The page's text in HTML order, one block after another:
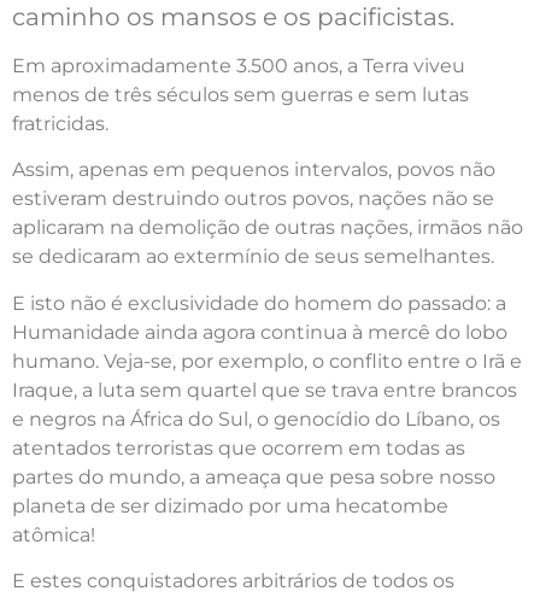
caminho os mansos e os pacificistas.
Em aproximadamente 3.500 anos, a Terra viveu
menos de três séculos sem guerras e sem lutas
fratricidas.
Assim, apenas em pequenos intervalos, povos não
estiveram destruindo outros povos, nações não se
aplicaram na demolição de outras nações, irmãos não
se dedicaram ao extermínio de seus semelhantes.
E isto não é exclusividade do homem do passado: a
Humanidade ainda agora continua à mercê do lobo
humano. Veja-se, por exemplo, o conflito entre o Irã e
Iraque, a luta sem quartel que se trava entre brancos
e negros na África do Sul, o genocídio do Líbano, os
atentados terroristas que ocorrem em todas as
partes do mundo, a ameaça que pesa sobre nosso
planeta de ser dizimado por uma hecatombe
atômica!
E estes conquistadores arbitrários de todos os